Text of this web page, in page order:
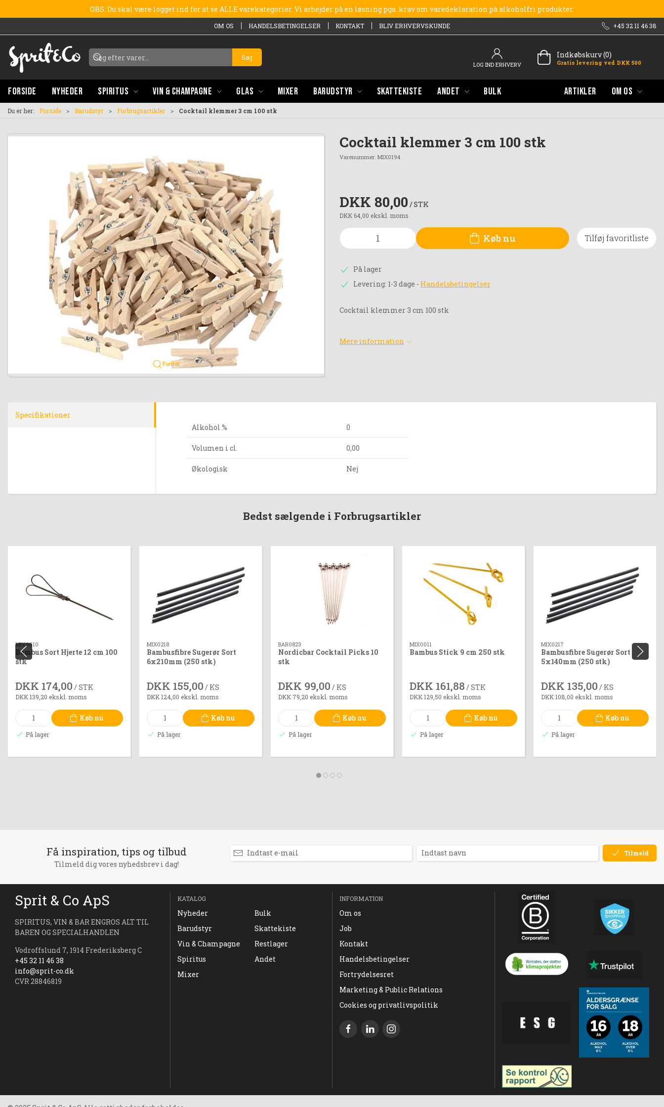
OBS: Du skal være logget ind for at se ALLE varekategorier. Vi arbejder på en løsning pga. krav om varedeklaration på alkoholfri produkter.
OM OS HANDELSBETINGELSER KONTAKT BLIV ERHVERVSKUNDE +45 32 11 46 38
Søg
LOG IND ERHVERV
Indkøbskurv (0)
Gratis levering ved DKK 500
FORSIDE NYHEDER SPIRITUS VIN & CHAMPAGNE GLAS MIXER BARUDSTYR SKATTEKISTE ANDET BULK ARTIKLER OM OS
Du er her: Forside Barudstyr Forbrugsartikler Cocktail klemmer 3 cm 100 stk
Forstør
Cocktail klemmer 3 cm 100 stk
Varenummer: MIX0194
DKK 80,00 / STK
DKK 64,00 ekskl. moms
Køb nu Tilføj favoritliste
På lager
Levering: 1-3 dage - Handelsbetingelser
Cocktail klemmer 3 cm 100 stk
Mere information
Specifikationer
Alkohol %
0
Volumen i cl. 0,00
Økologisk Nej
Bedst sælgende i Forbrugsartikler
MIX0010
Bambus Sort Hjerte 12 cm 100
stk
DKK 174,00 / STK
DKK 139,20 ekskl. moms
Køb nu
På lager
MIX0218
Bambusfibre Sugerør Sort
6x210mm (250 stk)
DKK 155,00 / KS
DKK 124,00 ekskl. moms
Køb nu
På lager
BAR0823
Nordicbar Cocktail Picks 10
stk
DKK 99,00 / KS
DKK 79,20 ekskl. moms
Køb nu
På lager
MIX0011
Bambus Stick 9 cm 250 stk
DKK 161,88 / STK
DKK 129,50 ekskl. moms
Køb nu
På lager
MIX0217
Bambusfibre Sugerør Sort
5x140mm (250 stk)
DKK 135,00 / KS
DKK 108,00 ekskl. moms
Køb nu
På lager
Få inspiration, tips og tilbud
Tilmeld dig vores nyhedsbrev i dag!
Tilmeld
Sprit & Co ApS
SPIRITUS, VIN & BAR ENGROS ALT TIL
BAREN OG SPECIALHANDLEN
Vodroffslund 7, 1914 Frederiksberg C
+45 32 11 46 38
info@sprit-co.dk
CVR 28846819
KATALOG
Nyheder
Barudstyr
Vin & Champagne
Spiritus
Mixer
Bulk
Skattekiste
Restlager
Andet
INFORMATION
Om os
Job
Kontakt
Handelsbetingelser
Fortrydelsesret
Marketing & Public Relations
Cookies og privatlivspolitik